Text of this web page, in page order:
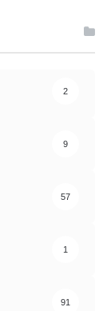
2
9
57
1
91